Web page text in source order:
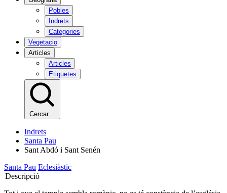
Pobles
Indrets
Categories
Vegetacio
Articles
Articles
Etiquetes
Cercar…
Indrets
Santa Pau
Sant Abdó i Sant Senén
Santa Pau Eclesiàstic
Descripció